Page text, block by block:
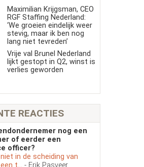
Maximilian Krijgsman, CEO
RGF Staffing Nederland:
‘We groeien eindelijk weer
stevig, maar ik ben nog
lang niet tevreden’
Vrije val Brunel Nederland
lijkt gestopt in Q2, winst is
verlies geworden
REACTIES
nog een
of eerder een
officer?
in de scheiding van